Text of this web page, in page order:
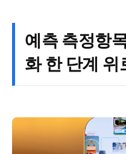
예측 측정항
화 한 단계 위